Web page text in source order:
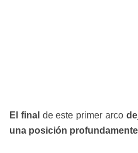
El final de este primer arco
una posición